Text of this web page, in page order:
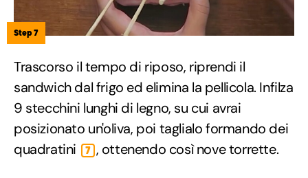
Step 7
Trascorso il tempo di riposo, riprendi il
sandwich dal frigo ed elimina la pellicola. Infilza
9 stecchini lunghi di legno, su cui avrai
posizionato un'oliva, poi taglialo formando dei
quadratini
7 , ottenendo così nove torrette.